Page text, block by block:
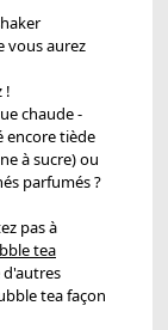
vous aurez
!
chaude -
encore tiède
à sucre) ou
parfumés ?
pas à
tea
d'autres
tea façon